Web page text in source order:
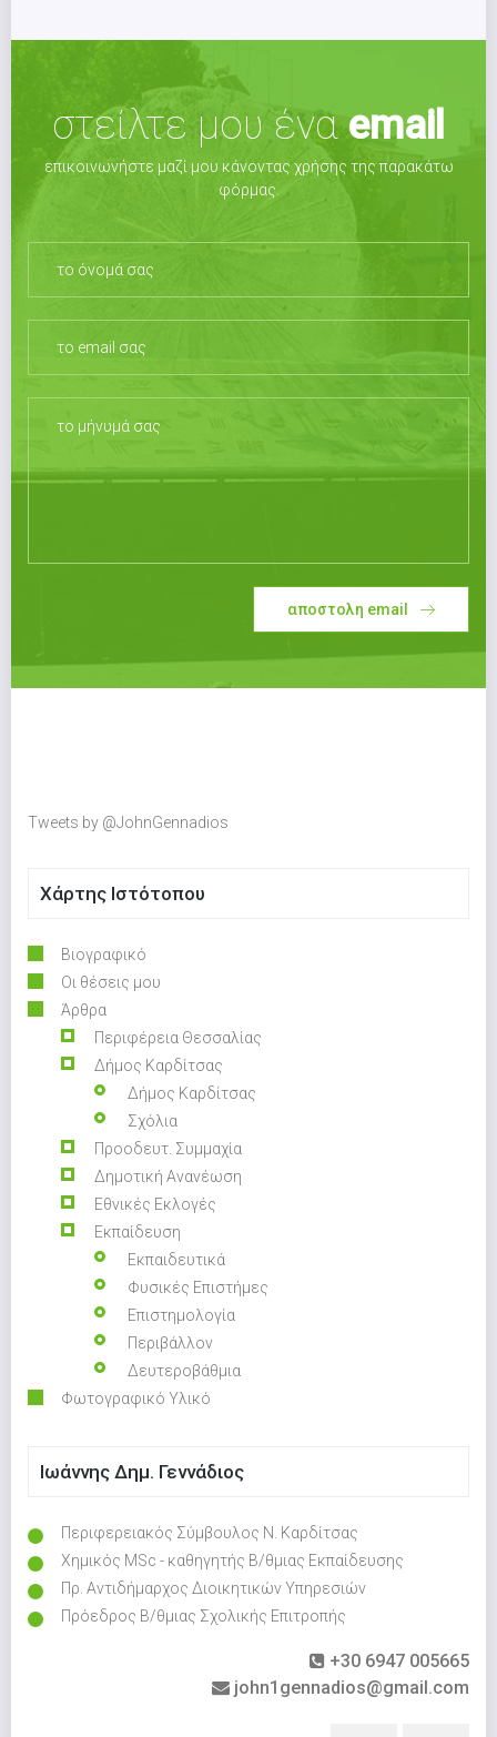
στείλτε μου έναemail
επικοινωνήστε μαζί μου κάνοντας χρήσης της παρακάτω
φόρμας.
αποστολη email
Tweets by @JohnGennadios
Χάρτης Ιστότοπου
Βιογραφικό
Οι θέσεις μου
Άρθρα
Περιφέρεια Θεσσαλίας
Δήμος Καρδίτσας
Δήμος Καρδίτσας
Σχόλια
Προοδευτ. Συμμαχία
Δημοτική Ανανέωση
Εθνικές Εκλογές
Εκπαίδευση
Εκπαιδευτικά
Φυσικές Επιστήμες
Επιστημολογία
Περιβάλλον
Δευτεροβάθμια
Φωτογραφικό Υλικό
Ιωάννης Δημ. Γεννάδιος
Περιφερειακός Σύμβουλος Ν. Καρδίτσας
Χημικός MSc - καθηγητής Β/θμιας Εκπαίδευσης
Πρ. Αντιδήμαρχος Διοικητικών Υπηρεσιών
Πρόεδρος Β/θμιας Σχολικής Επιτροπής
+30 6947 005665
john1gennadios@gmail.com